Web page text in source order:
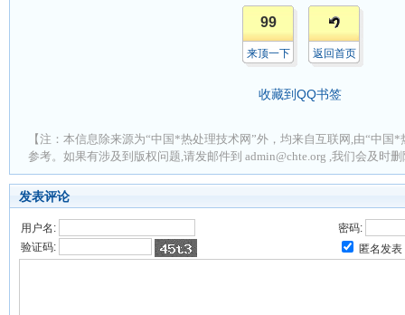
99
来顶一下 返回首页
收藏到QQ书签
【注：本信息除来源为“中国*热处理技术网”外，均来自互联网,由“中国
参考。如果有涉及到版权问题,请发邮件到 admin@chte.org ,我们会及时
发表评论
用户名:
密码:
验证码:
匿名发表